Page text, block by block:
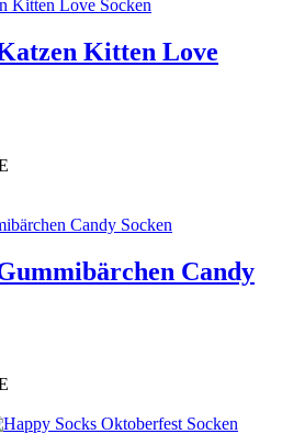
Kitten Love
Candy